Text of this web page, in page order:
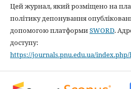
Цей журнал, який розміщено на
політику депонування
допомогою платформиSWORD.
доступу:
https://journals.pnu.edu.ua/